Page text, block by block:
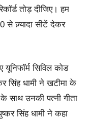
तोड़ दीजिए। हम
से ज़्यादा सीटें देकर
सिविल कोड
सिंह धामी ने खटीमा के
साथ उनकी पत्नी गीता
सिंह धामी ने कहा